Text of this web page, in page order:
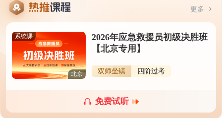
更多
系统课
北京
2026年应急救援员初级决胜班
【北京专用】
双师坐镇 四阶过考
免费试听